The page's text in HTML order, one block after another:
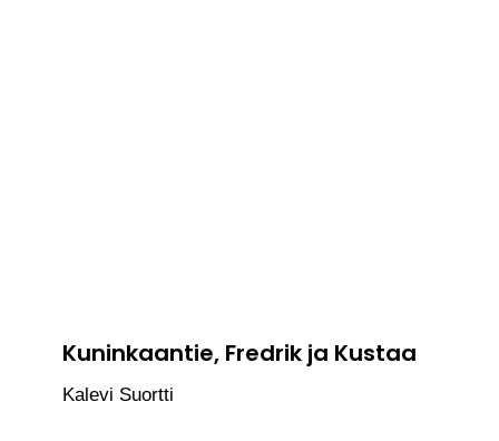
Kuninkaantie, Fredrik ja Kustaa
Kalevi Suortti